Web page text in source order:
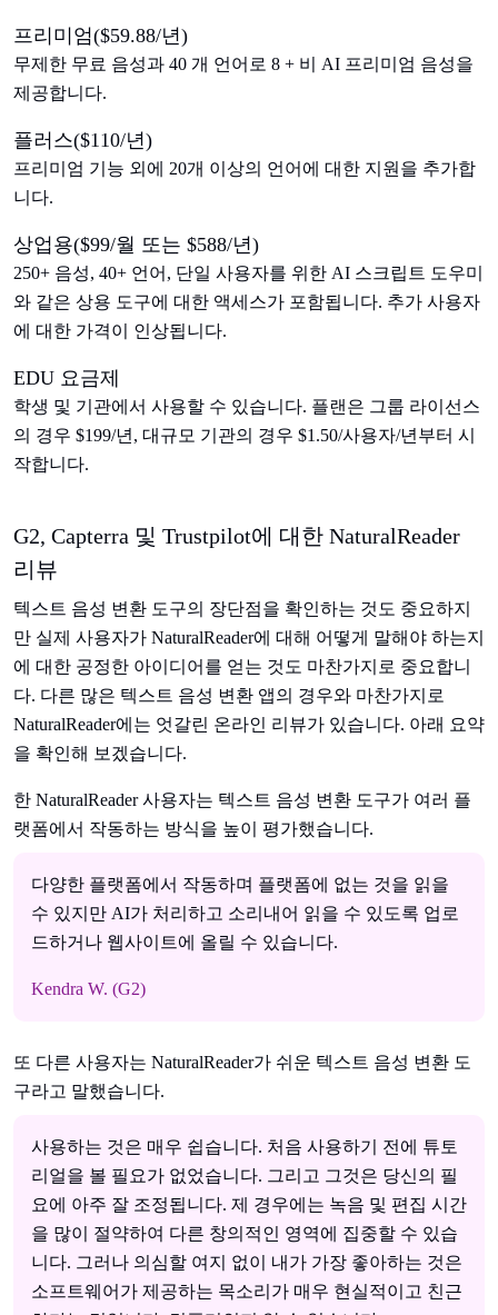
프리미엄($59.88/년)
무제한 무료 음성과 40 개 언어로 8 + 비 AI 프리미엄 음성을
제공합니다.
플러스($110/년)
프리미엄 기능 외에 20개 이상의 언어에 대한 지원을 추가합
니다.
상업용($99/월 또는 $588/년)
250+ 음성, 40+ 언어, 단일 사용자를 위한 AI 스크립트 도우미
와 같은 상용 도구에 대한 액세스가 포함됩니다. 추가 사용자
에 대한 가격이 인상됩니다.
EDU 요금제
학생 및 기관에서 사용할 수 있습니다. 플랜은 그룹 라이선스
의 경우 $199/년, 대규모 기관의 경우 $1.50/사용자/년부터 시
작합니다.
G2, Capterra 및 Trustpilot에 대한 NaturalReader
리뷰
텍스트 음성 변환 도구의 장단점을 확인하는 것도 중요하지
만 실제 사용자가 NaturalReader에 대해 어떻게 말해야 하는지
에 대한 공정한 아이디어를 얻는 것도 마찬가지로 중요합니
다. 다른 많은 텍스트 음성 변환 앱의 경우와 마찬가지로
NaturalReader에는 엇갈린 온라인 리뷰가 있습니다. 아래 요약
을 확인해 보겠습니다.
한 NaturalReader 사용자는 텍스트 음성 변환 도구가 여러 플
랫폼에서 작동하는 방식을 높이 평가했습니다.
다양한 플랫폼에서 작동하며 플랫폼에 없는 것을 읽을
수 있지만 AI가 처리하고 소리내어 읽을 수 있도록 업로
드하거나 웹사이트에 올릴 수 있습니다.
Kendra W. (G2)
또 다른 사용자는 NaturalReader가 쉬운 텍스트 음성 변환 도
구라고 말했습니다.
사용하는 것은 매우 쉽습니다. 처음 사용하기 전에 튜토
리얼을 볼 필요가 없었습니다. 그리고 그것은 당신의 필
요에 아주 잘 조정됩니다. 제 경우에는 녹음 및 편집 시간
을 많이 절약하여 다른 창의적인 영역에 집중할 수 있습
니다. 그러나 의심할 여지 없이 내가 가장 좋아하는 것은
소프트웨어가 제공하는 목소리가 매우 현실적이고 친근